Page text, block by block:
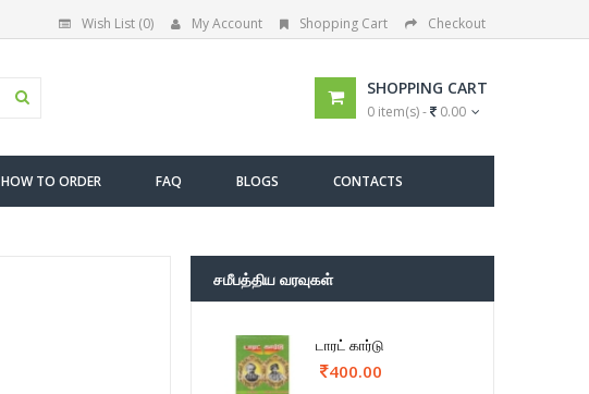
Wish List (0) My Account Shopping Cart Checkout
SHOPPING CART
0 item(s) - 0.00
HOW TO ORDER FAQ BLOGS CONTACTS
சமீபத்திய வரவுகள்
டாரட் கார்டு
400.00